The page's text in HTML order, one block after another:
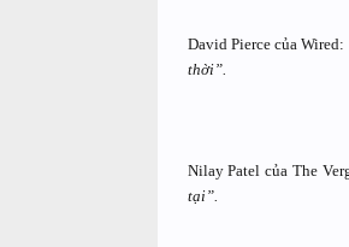
David Pierce của Wired:
thời”.
Nilay Patel của The
tại”.